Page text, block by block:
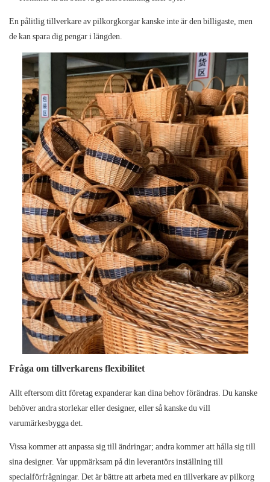
En pålitlig tillverkare av pilkorgkorgar kanske inte är den billigaste, men
de kan spara dig pengar i längden.
Fråga om tillverkarens flexibilitet
Allt eftersom ditt företag expanderar kan dina behov förändras. Du kanske
behöver andra storlekar eller designer, eller så kanske du vill
varumärkesbygga det.
Vissa kommer att anpassa sig till ändringar; andra kommer att hålla sig till
sina designer. Var uppmärksam på din leverantörs inställning till
specialförfrågningar. Det är bättre att arbeta med en tillverkare av pilkorg